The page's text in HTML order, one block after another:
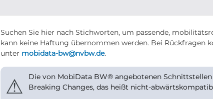
Suchen Sie hier nach Stichworten, um passende,
kann keine Haftung übernommen werden. Bei Rückfragen
unter mobidata-bw@nvbw.de.
⚠
Die von MobiData BW® angebotenen
Breaking Changes, das heißt nicht-